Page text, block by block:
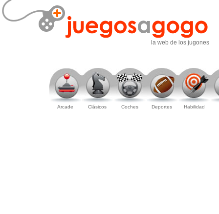
la web de los jugones
Arcade Clásicos Coches Deportes Habilidad